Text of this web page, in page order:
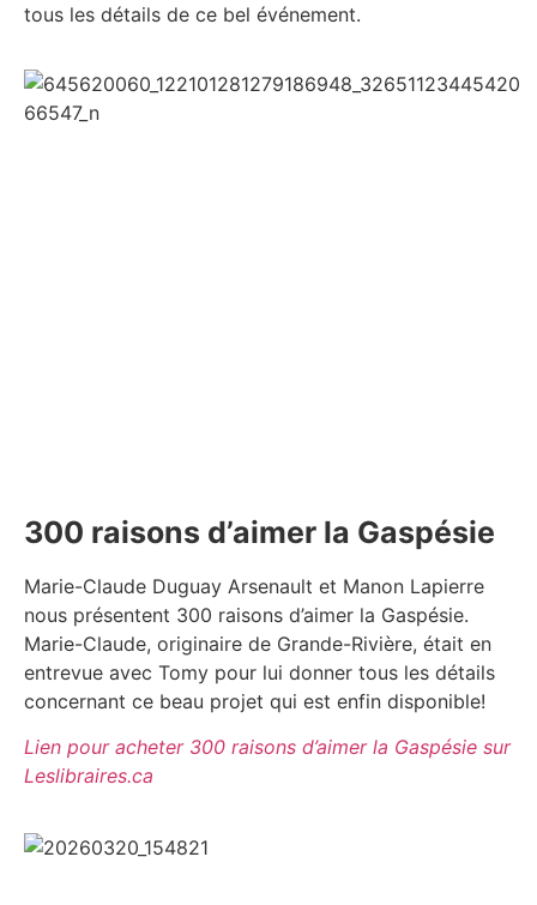
tous les détails de ce bel événement.
300 raisons d’aimer la Gaspésie
Marie-Claude Duguay Arsenault et Manon Lapierre
nous présentent 300 raisons d’aimer la Gaspésie.
Marie-Claude, originaire de Grande-Rivière, était en
entrevue avec Tomy pour lui donner tous les détails
concernant ce beau projet qui est enfin disponible!
Lien pour acheter 300 raisons d’aimer la Gaspésie sur
Leslibraires.ca